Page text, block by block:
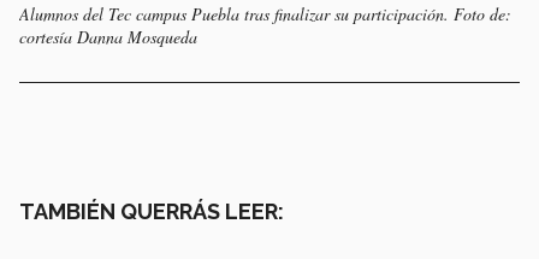
Alumnos del Tec campus Puebla tras finalizar su participación. Foto de:
cortesía Danna Mosqueda
TAMBIÉN QUERRÁS LEER: